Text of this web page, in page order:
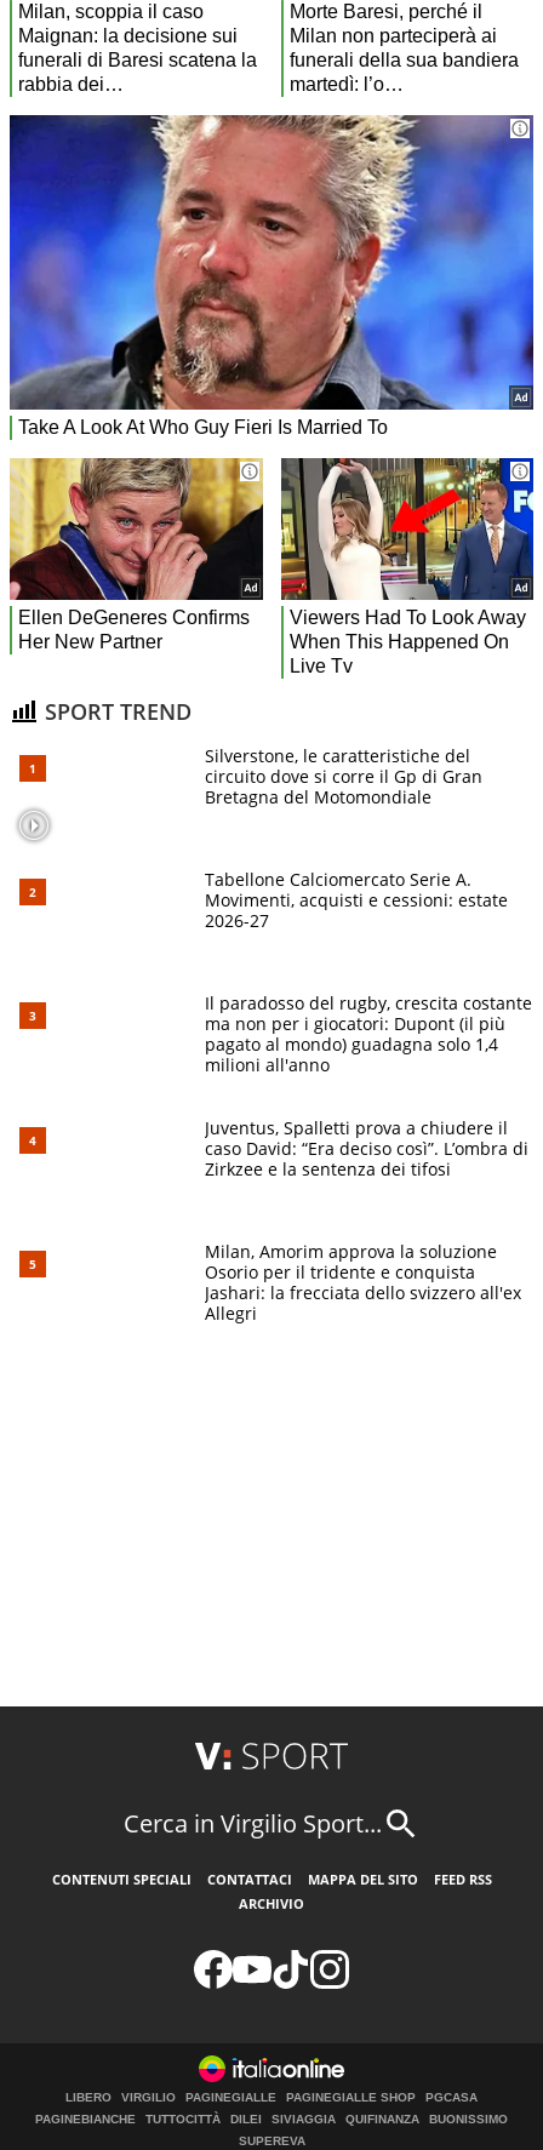
SPORT TREND
Silverstone, le caratteristiche del
circuito dove si corre il Gp di Gran
Bretagna del Motomondiale
Tabellone Calciomercato Serie A.
Movimenti, acquisti e cessioni: estate
2026-27
Il paradosso del rugby, crescita costante
ma non per i giocatori: Dupont (il più
pagato al mondo) guadagna solo 1,4
milioni all'anno
Juventus, Spalletti prova a chiudere il
caso David: “Era deciso così”. L’ombra di
Zirkzee e la sentenza dei tifosi
Milan, Amorim approva la soluzione
Osorio per il tridente e conquista
Jashari: la frecciata dello svizzero all'ex
Allegri
Cerca in Virgilio Sport...
CONTENUTI SPECIALI CONTATTACI MAPPA DEL SITO
FEED RSS
ARCHIVIO
LIBERO VIRGILIO PAGINEGIALLE PAGINEGIALLE SHOP
PGCASA
PAGINEBIANCHE
TUTTOCITTÀ DILEI SIVIAGGIA QUIFINANZA
BUONISSIMO
SUPEREVA